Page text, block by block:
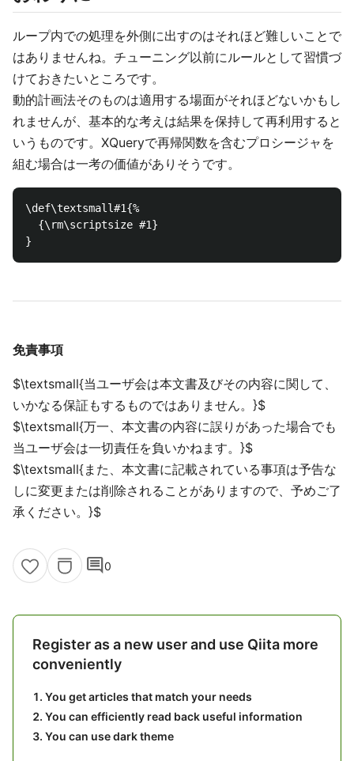
ループ内での処理を外側に出すのはそれほど難しいことで
はありませんね。チューニング以前にルールとして習慣づ
けておきたいところです。
動的計画法そのものは適用する場面がそれほどないかもし
れませんが、基本的な考えは結果を保持して再利用すると
いうものです。XQueryで再帰関数を含むプロシージャを
組む場合は一考の価値がありそうです。
\def\textsmall#1{%
  {\rm\scriptsize #1}
免責事項
​​​​​$\textsmall{当ユーザ会は本文書及びその内容に関して、
いかなる保証もするものではありません。}$
​​​​​$\textsmall{万一、本文書の内容に誤りがあった場合でも
当ユーザ会は一切責任を負いかねます。}$
​​​​​$\textsmall{また、本文書に記載されている事項は予告な
しに変更または削除されることがありますので、予めご了
承ください。}$
comment0
Register as a new user and use Qiita more
conveniently
You get articles that match your needs
You can efficiently read back useful information
You can use dark theme